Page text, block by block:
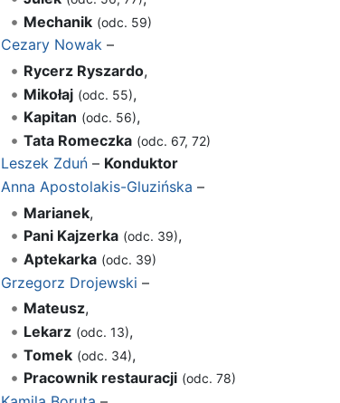
Mechanik (odc. 59)
Cezary Nowak–
Rycerz Ryszardo,
Mikołaj (odc. 55),
Kapitan (odc. 56),
Tata Romeczka (odc. 67, 72)
Leszek Zduń– Konduktor
Anna Apostolakis-Gluzińska –
Marianek,
Pani Kajzerka (odc. 39),
Aptekarka (odc. 39)
Grzegorz Drojewski –
Mateusz,
Lekarz (odc. 13),
Tomek (odc. 34),
Pracownik restauracji (odc. 78)